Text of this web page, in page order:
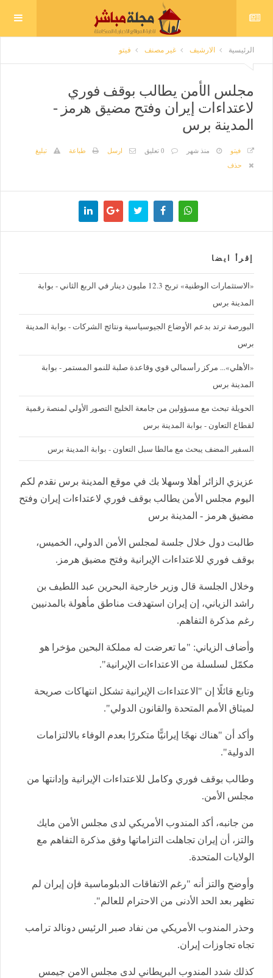
الرئيسية الارشيف غير مصنف فيتو
مجلس الأمن يطالب بوقف فوري
لاعتداءات إيران وفتح مضيق هرمز -
المدينة برس
فيتو منذ شهر 0 تعليق ارسل طباعة
تبليغ
حذف
إقرأ ايضا
«الاستثمارات الوطنية» تربح 12.3 مليون دينار في الربع الثاني - بوابة
المدينة برس
البورصة ترتد بدعم الأوضاع الجيوسياسية ونتائج الشركات - بوابة المدينة
برس
«الأهلي»... مركز رأسمالي قوي وقاعدة صلبة للنمو المستمر - بوابة
المدينة برس
الحويلة تبحث مع مسؤولين من جامعة الخليج التصور الأولي لمنصة رقمية
لقطاع التعاون - بوابة المدينة برس
السفير المضف يبحث مع مالطا سبل التعاون - بوابة المدينة برس
عزيزي الزائر أهلا وسهلا بك في موقع المدينة برس نقدم لكم
اليوم مجلس الأمن يطالب بوقف فوري لاعتداءات إيران وفتح
مضيق هرمز - المدينة برس
طالبت دول خلال جلسة لمجلس الأمن الدولي، الخميس،
بوقف فوري للاعتداءات الإيرانية وفتح مضيق هرمز.
وخلال الجلسة قال وزير خارجية البحرين عبد اللطيف بن
راشد الزياني، إن إيران استهدفت مناطق مأهولة بالمدنيين
رغم مذكرة التفاهم.
وأضاف الزياني: "ما تعرضت له مملكة البحين مؤخرا هو
مكمّل لسلسلة من الاعتداءات الإيرانية".
وتابع قائلًا إن "الاعتداءات الإيرانية تشكل انتهاكات صريحة
لميثاق الأمم المتحدة والقانون الدولي".
وأكد أن "هناك نهجًا إيرانيًّا متكررًا بعدم الوفاء بالالتزامات
الدولية".
وطالب بوقف فوري وكامل للاعتداءات الإيرانية وإدانتها من
مجلس الأمن.
من جانبه، أكد المندوب الأمريكي لدى مجلس الأمن مايك
والتز، أن إيران تجاهلت التزاماتها وفق مذكرة التفاهم مع
الولايات المتحدة.
وأوضح والتز أنه "رغم الاتفاقات الدبلوماسية فإن إيران لم
تظهر بعد الحد الأدنى من الاحترام للعالم".
وحذر المندوب الأمريكي من نفاد صبر الرئيس دونالد ترامب
تجاه تجاوزات إيران.
كذلك شدد المندوب البريطاني لدى مجلس الامن جيمس